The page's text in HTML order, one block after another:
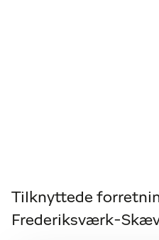
Tilknyttede
Frederiksværk-